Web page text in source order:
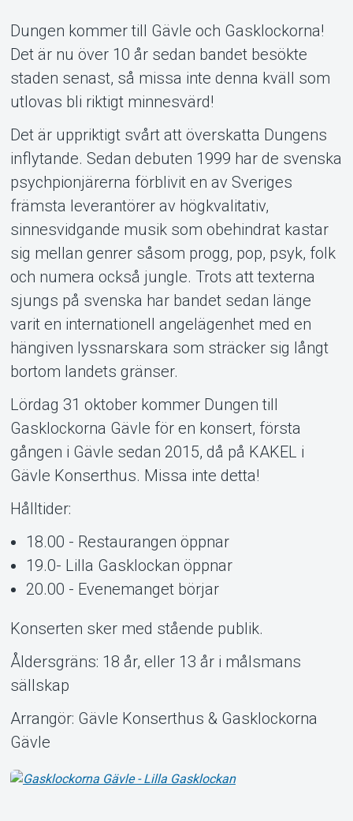
Om Tickster
Dungen kommer till Gävle och Gasklockorna!
Det är nu över 10 år sedan bandet besökte
staden senast, så missa inte denna kväll som
utlovas bli riktigt minnesvärd!
Det är uppriktigt svårt att överskatta Dungens
inflytande. Sedan debuten 1999 har de svenska
psychpionjärerna förblivit en av Sveriges
främsta leverantörer av högkvalitativ,
sinnesvidgande musik som obehindrat kastar
sig mellan genrer såsom progg, pop, psyk, folk
och numera också jungle. Trots att texterna
sjungs på svenska har bandet sedan länge
varit en internationell angelägenhet med en
hängiven lyssnarskara som sträcker sig långt
bortom landets gränser.
Lördag 31 oktober kommer Dungen till
Gasklockorna Gävle för en konsert, första
gången i Gävle sedan 2015, då på KAKEL i
Gävle Konserthus. Missa inte detta!
Hålltider:
18.00 - Restaurangen öppnar
19.0- Lilla Gasklockan öppnar
20.00 - Evenemanget börjar
Konserten sker med stående publik.
Åldersgräns: 18 år, eller 13 år i målsmans
sällskap
Arrangör: Gävle Konserthus & Gasklockorna
Gävle